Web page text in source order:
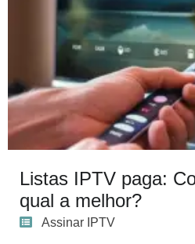
Listas IPTV paga:
qual a melhor?
Assinar IPTV